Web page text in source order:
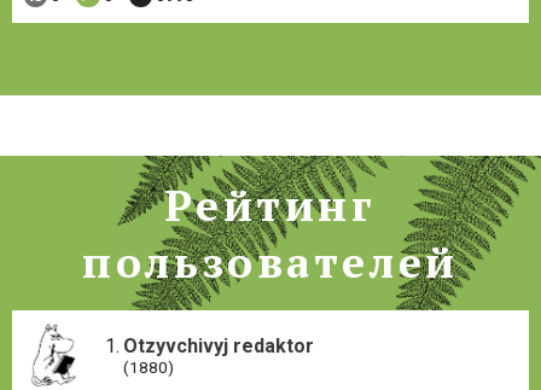
Рейтинг
пользователей
Otzyvchivyj redaktor
(1880)